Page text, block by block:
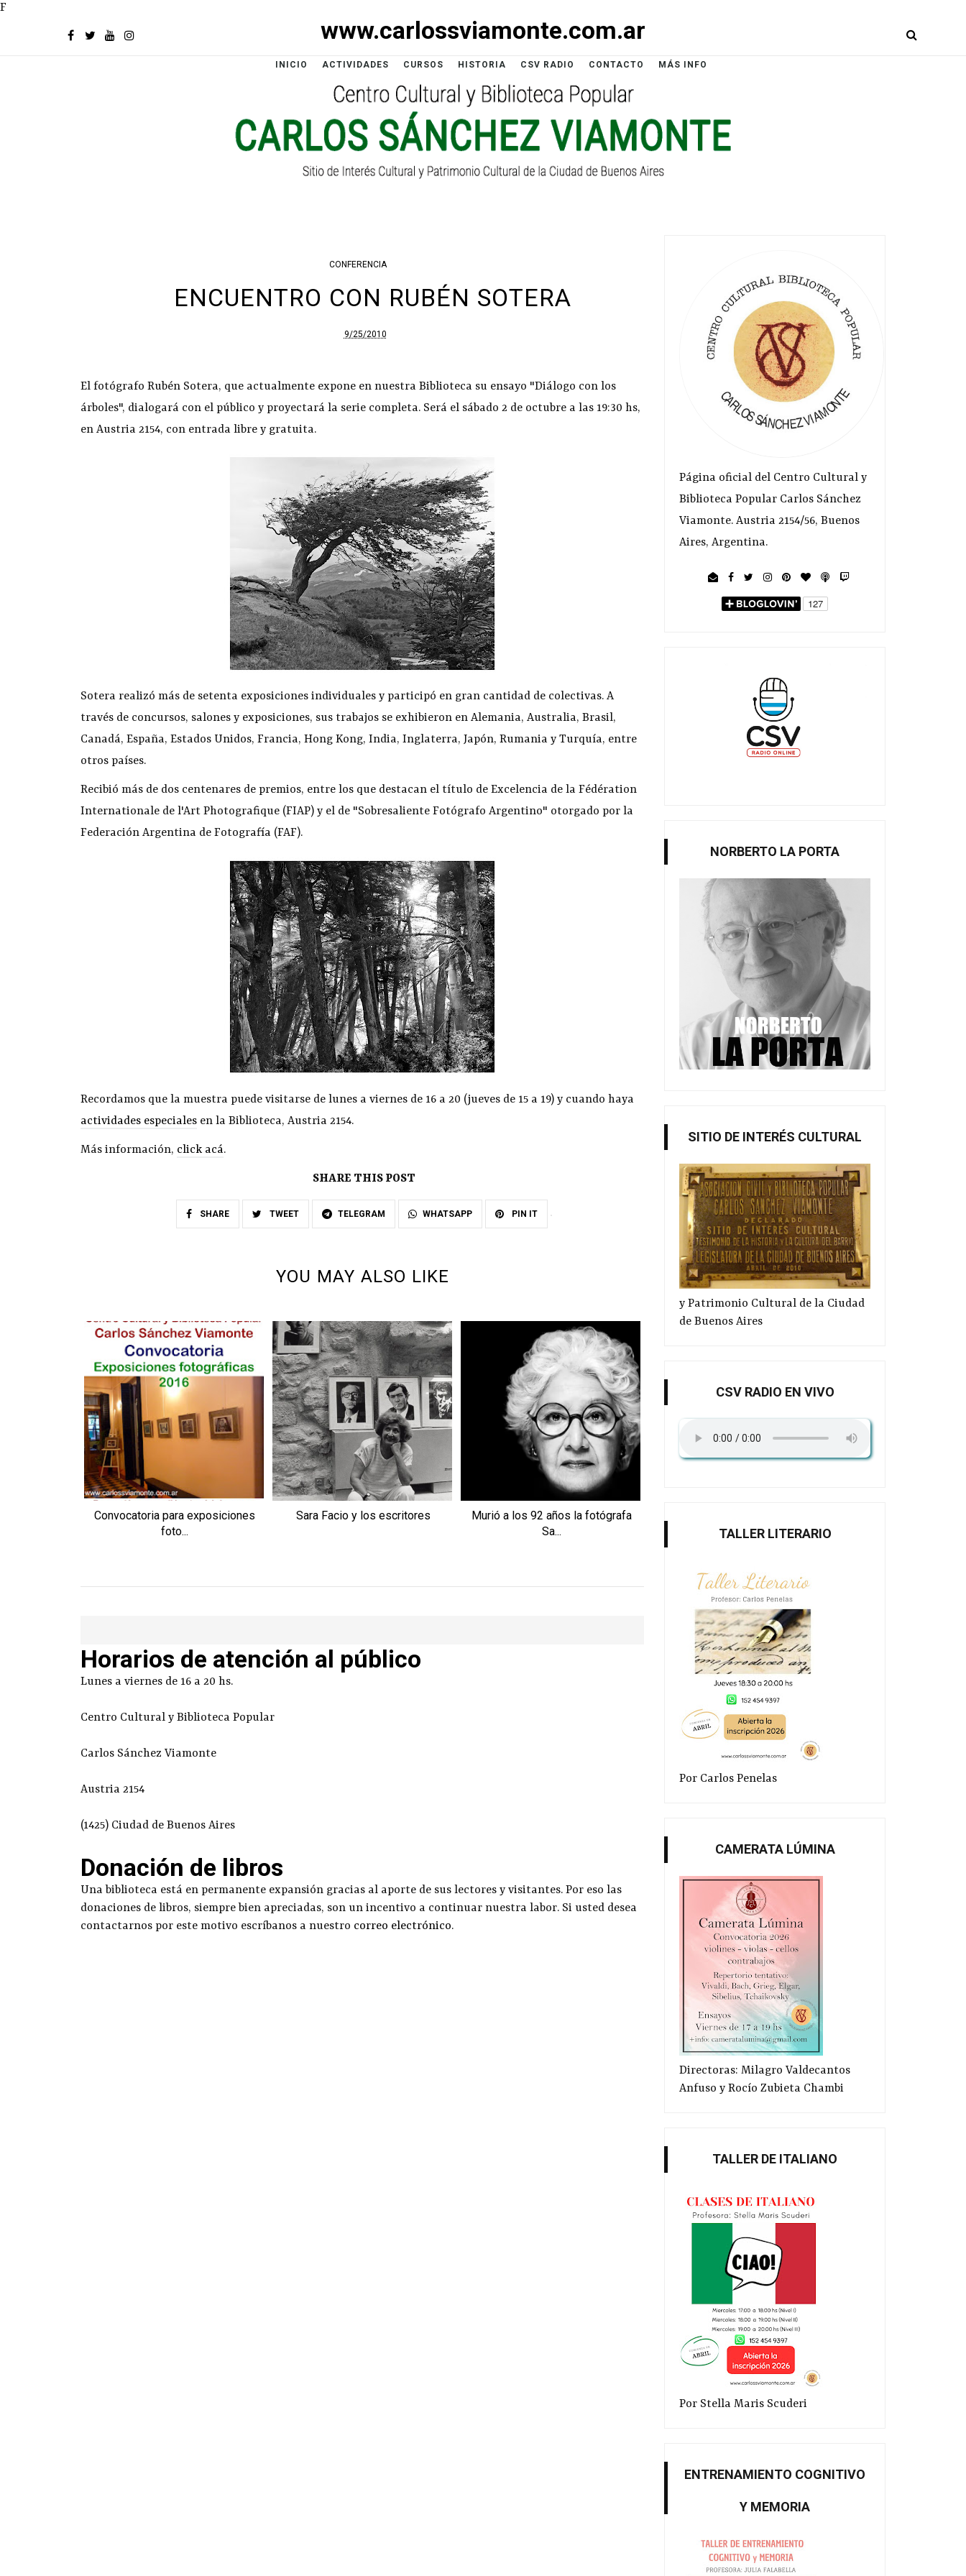
F
www.carlossviamonte.com.ar
INICIO ACTIVIDADES CURSOS HISTORIA CSV RADIO CONTACTO MÁS INFO
CONFERENCIA
ENCUENTRO CON RUBÉN SOTERA
9/25/2010
El fotógrafo Rubén Sotera, que actualmente expone en nuestra Biblioteca su ensayo "Diálogo con los
árboles", dialogará con el público y proyectará la serie completa. Será el sábado 2 de octubre a las 19:30 hs,
en Austria 2154, con entrada libre y gratuita.
Sotera realizó más de setenta exposiciones individuales y participó en gran cantidad de colectivas. A
través de concursos, salones y exposiciones, sus trabajos se exhibieron en Alemania, Australia, Brasil,
Canadá, España, Estados Unidos, Francia, Hong Kong, India, Inglaterra, Japón, Rumania y Turquía, entre
otros países.
Recibió más de dos centenares de premios, entre los que destacan el título de Excelencia de la Fédération
Internationale de l'Art Photografique (FIAP) y el de "Sobresaliente Fotógrafo Argentino" otorgado por la
Federación Argentina de Fotografía (FAF).
Recordamos que la muestra puede visitarse de lunes a viernes de 16 a 20 (jueves de 15 a 19) y cuando haya
actividades especiales en la Biblioteca, Austria 2154.
Más información, click acá.
SHARE THIS POST
SHARE TWEET TELEGRAM WHATSAPP PIN IT
YOU MAY ALSO LIKE
Convocatoria para exposiciones
foto...
Sara Facio y los escritores
Murió a los 92 años la fotógrafa
Sa...
Normand...
Horarios de atención al público
Lunes a viernes de 16 a 20 hs.
Centro Cultural y Biblioteca Popular
Carlos Sánchez Viamonte
Austria 2154
(1425) Ciudad de Buenos Aires
Donación de libros
Una biblioteca está en permanente expansión gracias al aporte de sus lectores y visitantes. Por eso las
donaciones de libros, siempre bien apreciadas, son un incentivo a continuar nuestra labor. Si usted desea
contactarnos por este motivo escríbanos a nuestro correo electrónico.
Página oficial del Centro Cultural y
Biblioteca Popular Carlos Sánchez
Viamonte. Austria 2154/56, Buenos
Aires, Argentina.
NORBERTO LA PORTA
SITIO DE INTERÉS CULTURAL
y Patrimonio Cultural de la Ciudad
de Buenos Aires
CSV RADIO EN VIVO
TALLER LITERARIO
Por Carlos Penelas
CAMERATA LÚMINA
Directoras: Milagro Valdecantos
Anfuso y Rocío Zubieta Chambi
TALLER DE ITALIANO
Por Stella Maris Scuderi
ENTRENAMIENTO COGNITIVO
Y MEMORIA